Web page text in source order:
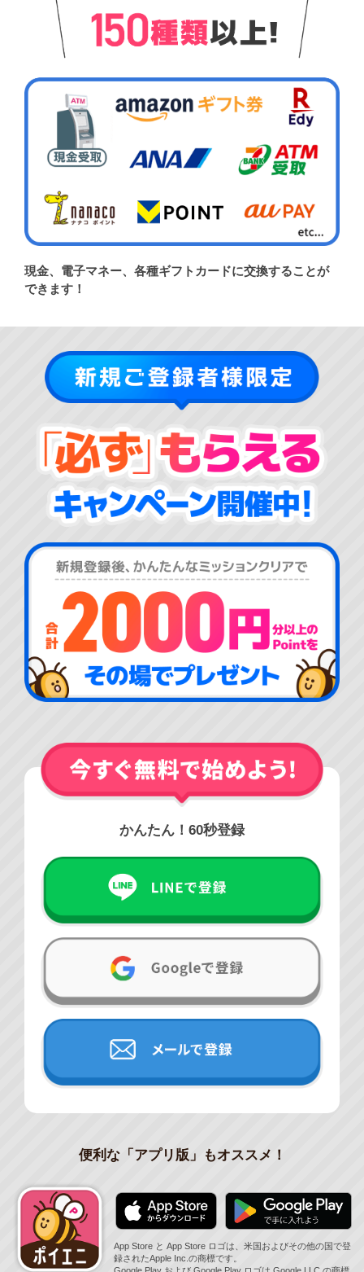
現金、電子マネー、各種ギフトカードに交換することが
できます！
かんたん！60秒登録
便利な「アプリ版」もオススメ！
App Store と App Store ロゴは、米国およびその他の国で登
録されたApple Inc.の商標です。